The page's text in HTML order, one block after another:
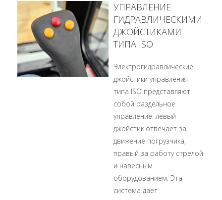
УПРАВЛЕНИЕ
ГИДРАВЛИЧЕСКИМИ
ДЖОЙСТИКАМИ
ТИПА ISO
Электрогидравлические
джойстики управления
типа ISO представляют
собой раздельное
управление: левый
джойстик отвечает за
движение погрузчика,
правый за работу стрелой
и навесным
оборудованием. Эта
система даёт